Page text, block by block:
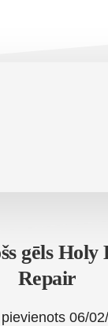
gēls Holy
Repair
06/